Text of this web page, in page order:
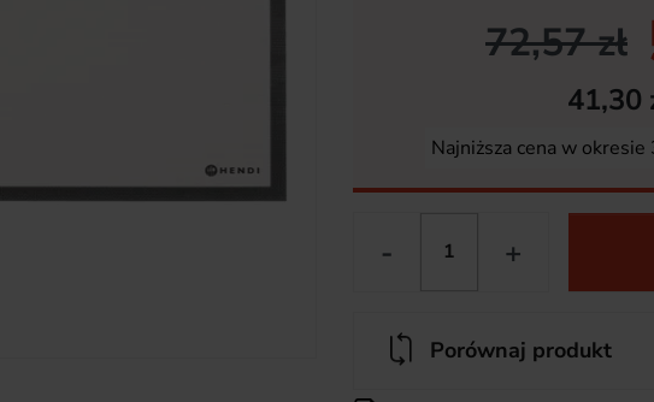
72,57 zł
41,30
Najniższa cena w
- +
Porównaj produkt